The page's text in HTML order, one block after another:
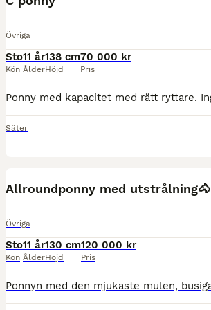
Övriga
Sto
Kön
11 år
Ålder
138 cm
Höjd
70 000 kr
Pris
Säter
Allroundponny med utstrålning🐴
Övriga
Sto
Kön
11 år
Ålder
130 cm
Höjd
120 000 kr
Pris